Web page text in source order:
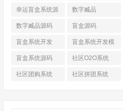
幸运盲盒系统源
码
数字臧品
数字臧品源码 盲盒源码
盲盒系统开发
盲盒系统开发模
式
盲盒系统源码 社区O2O系统
社区团购系统 社区拼团系统